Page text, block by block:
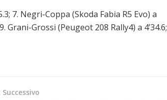
7. Negri-Coppa (Skoda Fabia R5 Evo) a
Grani-Grossi (Peugeot 208 Rally4) a 4’34.6;
Successivo